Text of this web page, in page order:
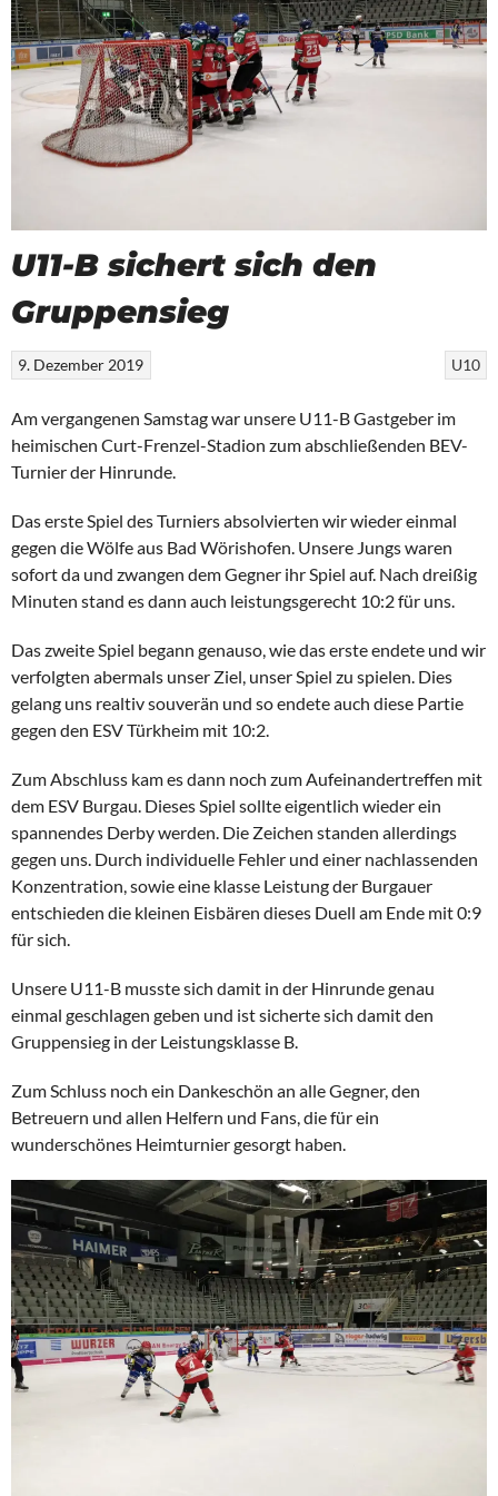
U11-B sichert sich den
Gruppensieg
U10
9. Dezember 2019
Am vergangenen Samstag war unsere U11-B Gastgeber im
heimischen Curt-Frenzel-Stadion zum abschließenden BEV-
Turnier der Hinrunde.
Das erste Spiel des Turniers absolvierten wir wieder einmal
gegen die Wölfe aus Bad Wörishofen. Unsere Jungs waren
sofort da und zwangen dem Gegner ihr Spiel auf. Nach dreißig
Minuten stand es dann auch leistungsgerecht 10:2 für uns.
Das zweite Spiel begann genauso, wie das erste endete und wir
verfolgten abermals unser Ziel, unser Spiel zu spielen. Dies
gelang uns realtiv souverän und so endete auch diese Partie
gegen den ESV Türkheim mit 10:2.
Zum Abschluss kam es dann noch zum Aufeinandertreffen mit
dem ESV Burgau. Dieses Spiel sollte eigentlich wieder ein
spannendes Derby werden. Die Zeichen standen allerdings
gegen uns. Durch individuelle Fehler und einer nachlassenden
Konzentration, sowie eine klasse Leistung der Burgauer
entschieden die kleinen Eisbären dieses Duell am Ende mit 0:9
für sich.
Unsere U11-B musste sich damit in der Hinrunde genau
einmal geschlagen geben und ist sicherte sich damit den
Gruppensieg in der Leistungsklasse B.
Zum Schluss noch ein Dankeschön an alle Gegner, den
Betreuern und allen Helfern und Fans, die für ein
wunderschönes Heimturnier gesorgt haben.